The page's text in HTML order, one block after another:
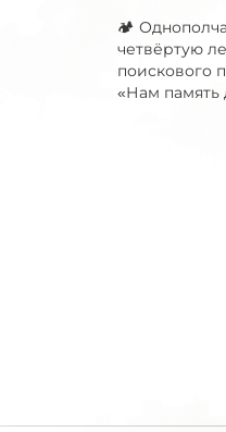
🏕
четвёртую
поискового
«Нам память